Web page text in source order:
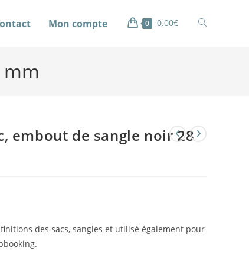
Mon compte 0 0.00€
mm
embout de sangle noir 28
des sacs, sangles et utilisé également pour